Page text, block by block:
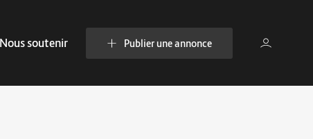
Nous soutenir Publier une annonce